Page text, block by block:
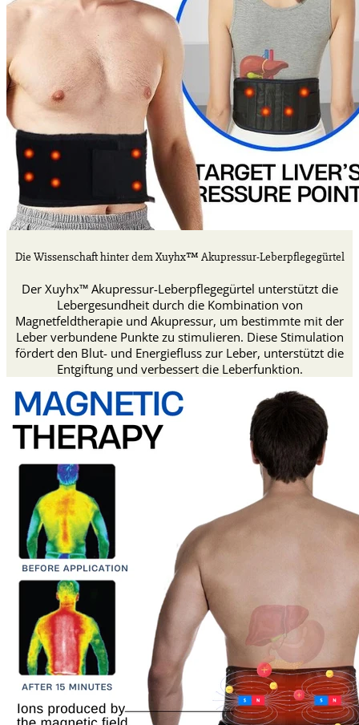
Die Wissenschaft hinter dem Xuyhx™ Akupressur-Leberpflegegürtel
Der Xuyhx™ Akupressur-Leberpflegegürtel unterstützt die
Lebergesundheit durch die Kombination von
Magnetfeldtherapie und Akupressur, um bestimmte mit der
Leber verbundene Punkte zu stimulieren. Diese Stimulation
fördert den Blut- und Energiefluss zur Leber, unterstützt die
Entgiftung und verbessert die Leberfunktion.